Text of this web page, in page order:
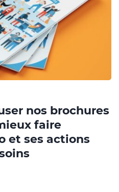
nos brochures
faire
et ses actions